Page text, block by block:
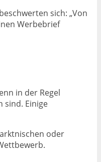
sich: „Von
Werbebrief
in der Regel
sind. Einige
oder